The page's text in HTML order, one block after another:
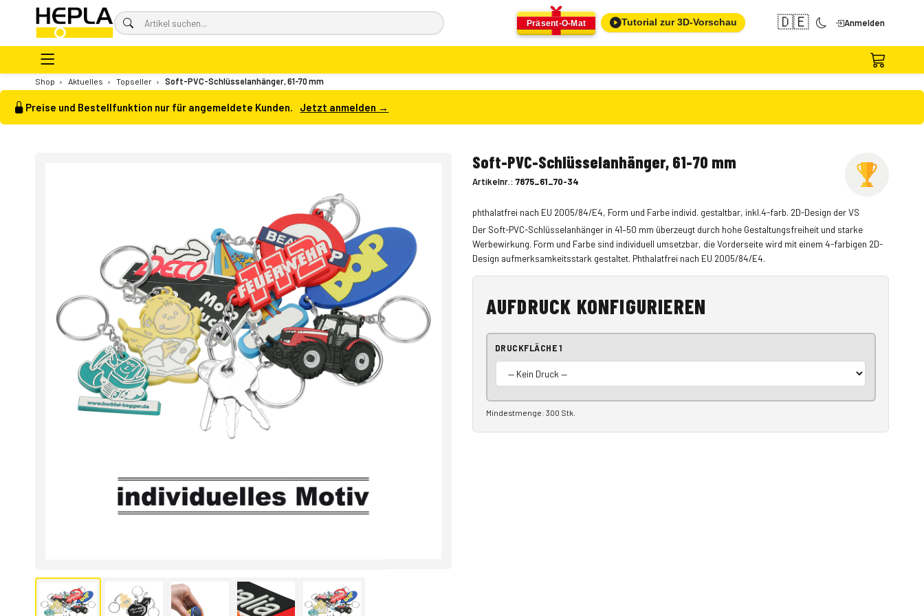
Präsent-O-Mat Tutorial zur 3D-Vorschau 🇩🇪 Anmelden
Shop › Aktuelles › Topseller › Soft-PVC-Schlüsselanhänger, 61-70 mm
Preise und Bestellfunktion nur für angemeldete Kunden. Jetzt anmelden →
Soft-PVC-Schlüsselanhänger, 61-70 mm
Artikelnr.: 7875_61_70-34
phthalatfrei nach EU 2005/84/E4, Form und Farbe individ. gestaltbar, inkl.4-farb. 2D-Design der VS
Der Soft-PVC-Schlüsselanhänger in 41–50 mm überzeugt durch hohe Gestaltungsfreiheit und starke
Werbewirkung. Form und Farbe sind individuell umsetzbar, die Vorderseite wird mit einem 4-farbigen 2D-
Design aufmerksamkeitsstark gestaltet. Phthalatfrei nach EU 2005/84/E4.
AUFDRUCK KONFIGURIEREN
DRUCKFLÄCHE 1
Mindestmenge: 300 Stk.